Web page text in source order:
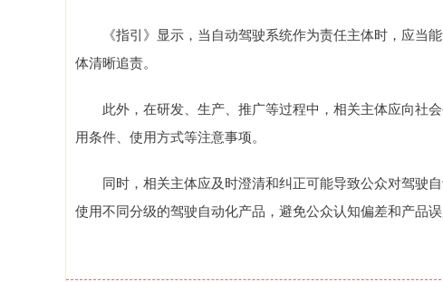
《指引》显示，当自动驾驶系统作为责任主体时，应当
体清晰追责。
此外，在研发、生产、推广等过程中，相关主体应向社
用条件、使用方式等注意事项。
同时，相关主体应及时澄清和纠正可能导致公众对驾驶
使用不同分级的驾驶自动化产品，避免公众认知偏差和产品误